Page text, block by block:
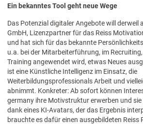
Ein bekanntes Tool geht neue Wege
Das Potenzial digitaler Angebote will derweil
GmbH, Lizenzpartner für das Reiss
und hat sich für das bekannte
u.a. bei der Mitarbeiterführung, im
Training angewendet wird, etwas Neues
ist eine Künstliche Intelligenz im Einsatz, die
Weiterbildungsprofessionals Arbeit und
abnimmt. Konkreter: Ab sofort können
germany ihre Motivstruktur erwerben und sie
dank eines KI-Avatars, der das Ergebnis
brauchte es dafür einen ausgebildeten Reiss